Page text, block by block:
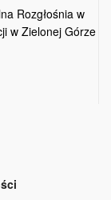
Rozgłośnia w
w Zielonej Górze